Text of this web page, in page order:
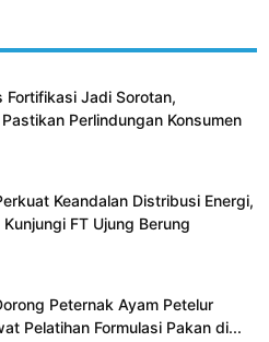
Fortifikasi Jadi Sorotan,
Perlindungan Konsumen
Keandalan Distribusi Energi,
FT Ujung Berung
Peternak Ayam Petelur
Pelatihan Formulasi Pakan di...